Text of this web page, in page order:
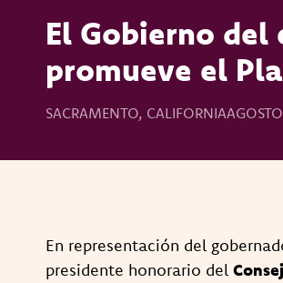
El Gobierno del
promueve el
SACRAMENTO, CALIFORNIA
En representación del
presidente honorario del